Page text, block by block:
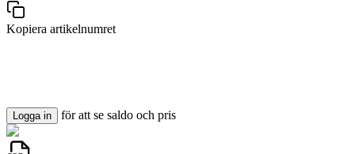
Kopiera artikelnumret
Logga in för att se saldo och pris